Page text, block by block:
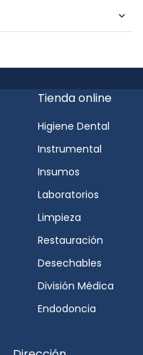
Tienda online
Higiene Dental
Instrumental
Insumos
Laboratorios
Limpieza
Restauración
Desechables
División Médica
Endodoncia